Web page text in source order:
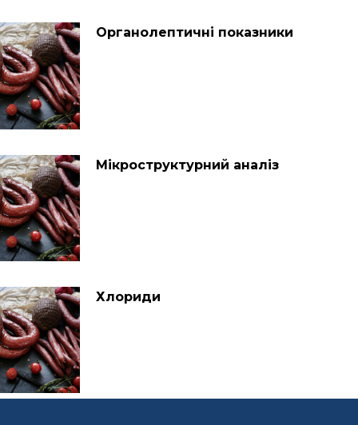
Органолептичні показники
Мікроструктурний аналіз
Хлориди